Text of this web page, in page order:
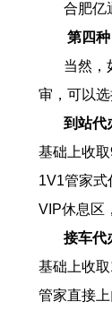
合肥亿
第四
当然，
审，可以选
到站代
基础上收取
1V1管家式
VIP休息区
接车代
基础上收取
管家直接